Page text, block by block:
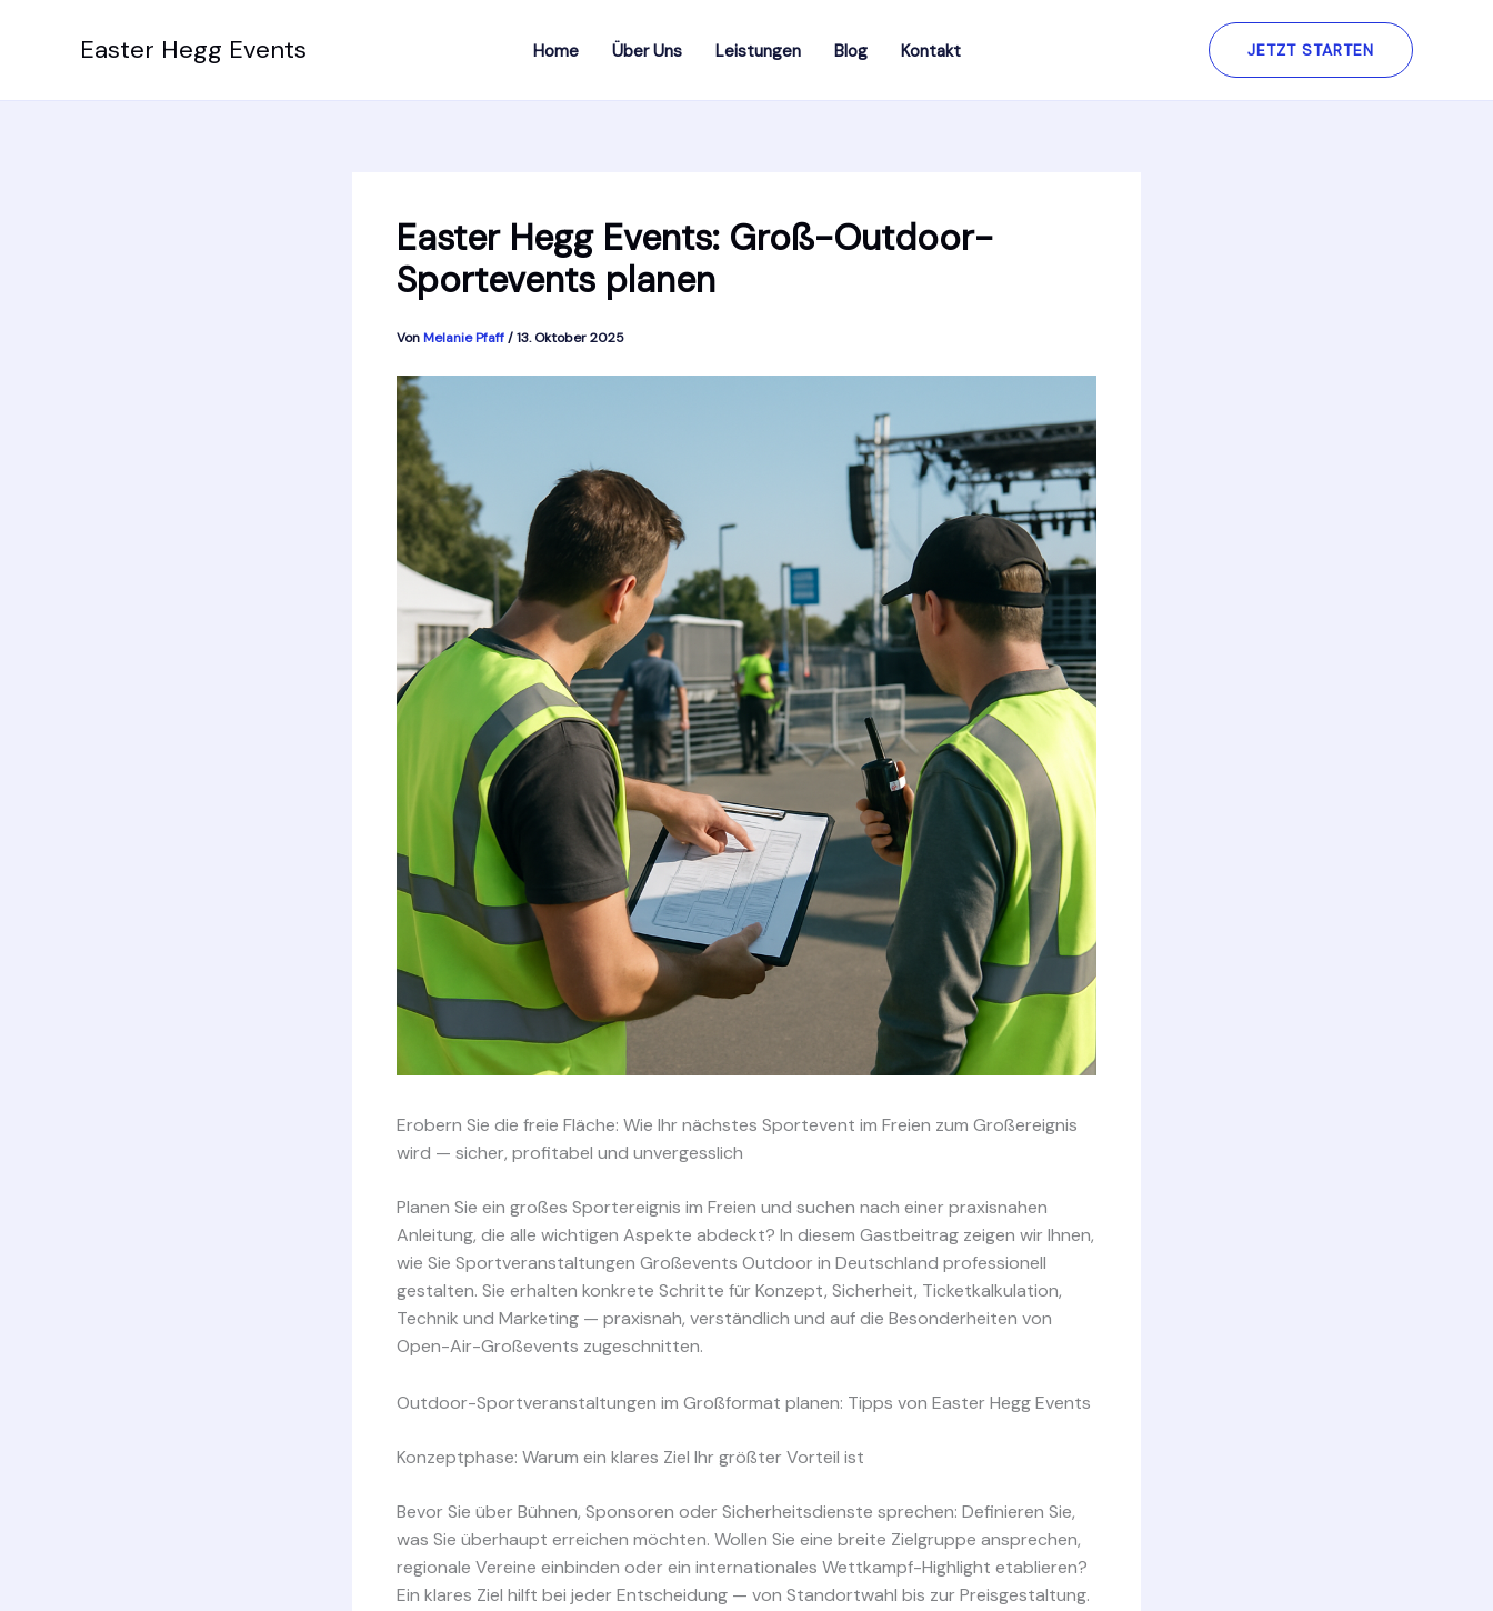
Easter Hegg Events Home Über Uns Leistungen Blog Kontakt JETZT STARTEN
Easter Hegg Events: Groß-Outdoor-
Sportevents planen
VonMelanie Pfaff/13. Oktober 2025
Erobern Sie die freie Fläche: Wie Ihr nächstes Sportevent im Freien zum Großereignis
wird — sicher, profitabel und unvergesslich
Planen Sie ein großes Sportereignis im Freien und suchen nach einer praxisnahen
Anleitung, die alle wichtigen Aspekte abdeckt? In diesem Gastbeitrag zeigen wir Ihnen,
wie Sie Sportveranstaltungen Großevents Outdoor in Deutschland professionell
gestalten. Sie erhalten konkrete Schritte für Konzept, Sicherheit, Ticketkalkulation,
Technik und Marketing — praxisnah, verständlich und auf die Besonderheiten von
Open-Air-Großevents zugeschnitten.
Outdoor-Sportveranstaltungen im Großformat planen: Tipps von Easter Hegg Events
Konzeptphase: Warum ein klares Ziel Ihr größter Vorteil ist
Bevor Sie über Bühnen, Sponsoren oder Sicherheitsdienste sprechen: Definieren Sie,
was Sie überhaupt erreichen möchten. Wollen Sie eine breite Zielgruppe ansprechen,
regionale Vereine einbinden oder ein internationales Wettkampf-Highlight etablieren?
Ein klares Ziel hilft bei jeder Entscheidung — von Standortwahl bis zur Preisgestaltung.